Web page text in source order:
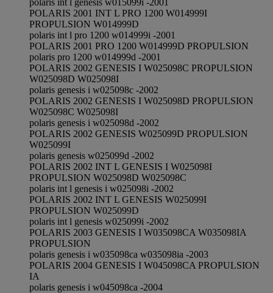
POLARIS 2001 INT L PRO 1200 W014999I
PROPULSION W014999D
polaris int l pro 1200 w014999i -2001
POLARIS 2001 PRO 1200 W014999D PROPULSION
polaris pro 1200 w014999d -2001
POLARIS 2002 GENESIS I W025098C PROPULSION
W025098D W025098I
polaris genesis i w025098c -2002
POLARIS 2002 GENESIS I W025098D PROPULSION
W025098C W025098I
polaris genesis i w025098d -2002
POLARIS 2002 GENESIS W025099D PROPULSION
W025099I
polaris genesis w025099d -2002
POLARIS 2002 INT L GENESIS I W025098I
PROPULSION W025098D W025098C
polaris int l genesis i w025098i -2002
POLARIS 2002 INT L GENESIS W025099I
PROPULSION W025099D
polaris int l genesis w025099i -2002
POLARIS 2003 GENESIS I W035098CA W035098IA
PROPULSION
polaris genesis i w035098ca w035098ia -2003
POLARIS 2004 GENESIS I W045098CA PROPULSION
IA
polaris genesis i w045098ca -2004